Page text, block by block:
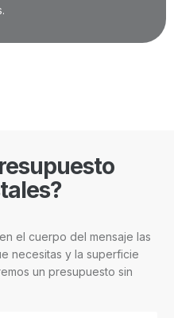
el cuerpo del mensaje las
necesitas y la superficie
un presupuesto sin